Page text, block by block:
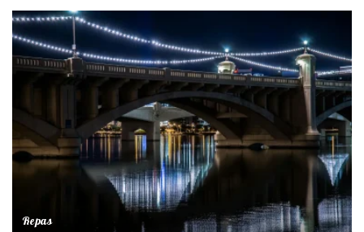
Repas